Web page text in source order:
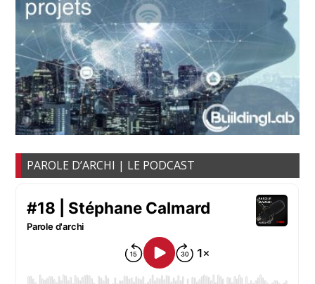
PAROLE D’ARCHI | LE PODCAST